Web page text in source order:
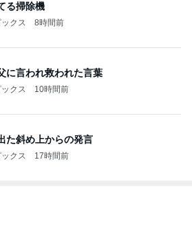
る掃除機
クス 8時間前
に言われ救われた言葉
クス 10時間前
た斜め上からの発言
クス 17時間前